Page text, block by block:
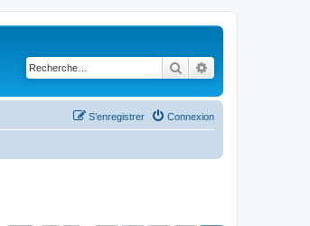
Rechercher
Connexion
S’enregistrer